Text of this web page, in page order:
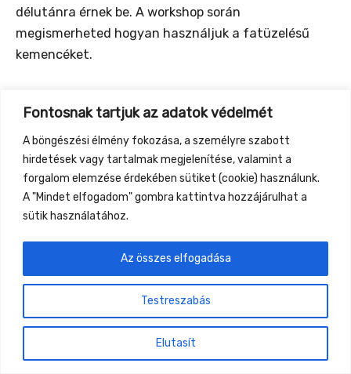
Fontosnak tartjuk az adatok védelmét
A böngészési élmény fokozása, a személyre szabott
hirdetések vagy tartalmak megjelenítése, valamint a
forgalom elemzése érdekében sütiket (cookie) használunk.
A "Mindet elfogadom" gombra kattintva hozzájárulhat a
sütik használatához.
Testreszabás
Elutasít
Az összes elfogadása
délutánra érnek be. A workshop során
megismerheted hogyan használjuk a fatüzelésű
kemencéket.
←Previous Event Next Event
Gyüttment Találkozó, 2026. augusztus 27-30.,
Csobánkapuszta